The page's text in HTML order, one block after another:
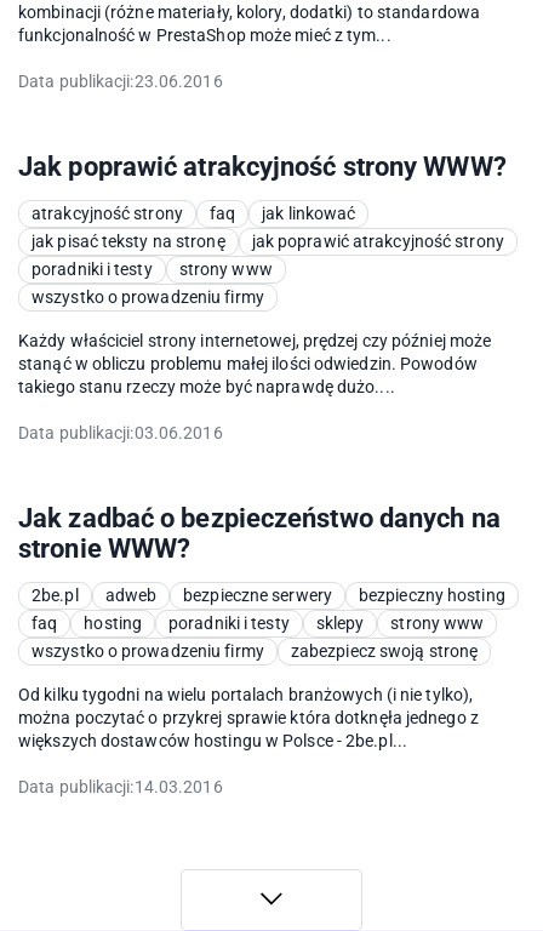
kombinacji (różne materiały, kolory, dodatki) to standardowa
funkcjonalność w PrestaShop może mieć z tym...
Data publikacji:23.06.2016
Jak poprawić atrakcyjność strony WWW?
atrakcyjność strony faq
jak linkować
jak pisać teksty na stronę
jak poprawić atrakcyjność strony
poradniki i testy
strony www
wszystko o prowadzeniu firmy
Każdy właściciel strony internetowej, prędzej czy później może
stanąć w obliczu problemu małej ilości odwiedzin. Powodów
takiego stanu rzeczy może być naprawdę dużo....
Data publikacji:03.06.2016
Jak zadbać o bezpieczeństwo danych na
stronie WWW?
2be.pl adweb bezpieczne serwery
bezpieczny hosting
faq
hosting poradniki i testy sklepy
strony www
wszystko o prowadzeniu firmy
zabezpiecz swoją stronę
Od kilku tygodni na wielu portalach branżowych (i nie tylko),
można poczytać o przykrej sprawie która dotknęła jednego z
większych dostawców hostingu w Polsce - 2be.pl...
Data publikacji:14.03.2016